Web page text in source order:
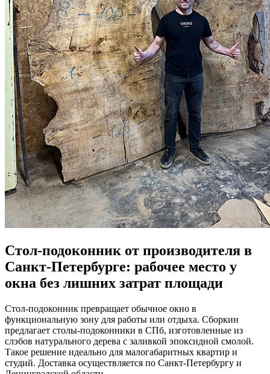
Стол-подоконник от производителя в
Санкт-Петербурге: рабочее место у
окна без лишних затрат площади
Стол-подоконник превращает обычное окно в
функциональную зону для работы или отдыха. Сборкин
предлагает столы-подоконники в СПб, изготовленные из
слэбов натурального дерева с заливкой эпоксидной смолой.
Такое решение идеально для малогабаритных квартир и
студий. Доставка осуществляется по Санкт-Петербургу и